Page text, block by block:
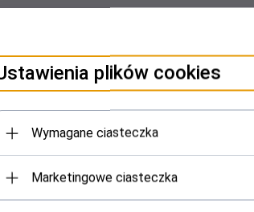
takich jak ogrzewanie podłogowe
zgodność produktu z wymaganymi przepisami.
plików cookies
Wymagane ciasteczka
Marketingowe ciasteczka